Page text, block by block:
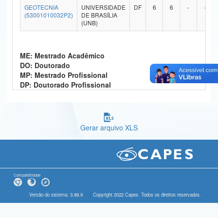
Ministério da Ciência, Tecnologia, Inovações e Comunicações
Ministério do Meio Ambiente
Ministério do Desenvolvimento Regional
Controladoria-Geral da União
Gabinete de Segurança Institucional
Advocacia-Geral da União
GEOTECNIA
(53001010032P2)
UNIVERSIDADE
DE BRASÍLIA
(UNB)
DF 6 6 - -
ME: Mestrado Acadêmico
DO: Doutorado
MP: Mestrado Profissional
DP: Doutorado Profissional
Gerar arquivo XLS
Compatibilidade
Versão do sistema: 3.88.9 Copyright 2022 Capes. Todos os direitos reservados.